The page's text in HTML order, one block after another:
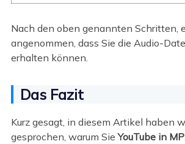
Nach den oben genannten Schritten,
angenommen, dass Sie die Audio-
erhalten können.
Das Fazit
Kurz gesagt, in diesem Artikel haben
gesprochen, warum SieYouTube in